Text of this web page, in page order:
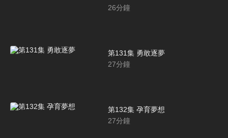
26分鐘
第131集 勇敢逐夢
27分鐘
第132集 孕育夢想
27分鐘